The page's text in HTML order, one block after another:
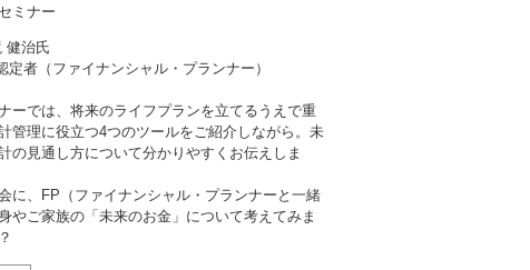
ミナー
健治氏
定者（ファイナンシャル・プランナー）
ーでは、将来のライフプランを立てるうえで重
管理に役立つ4つのツールをご紹介しながら。未
の見通し方について分かりやすくお伝えしま
に、FP（ファイナンシャル・プランナーと一緒
やご家族の「未来のお金」について考えてみま